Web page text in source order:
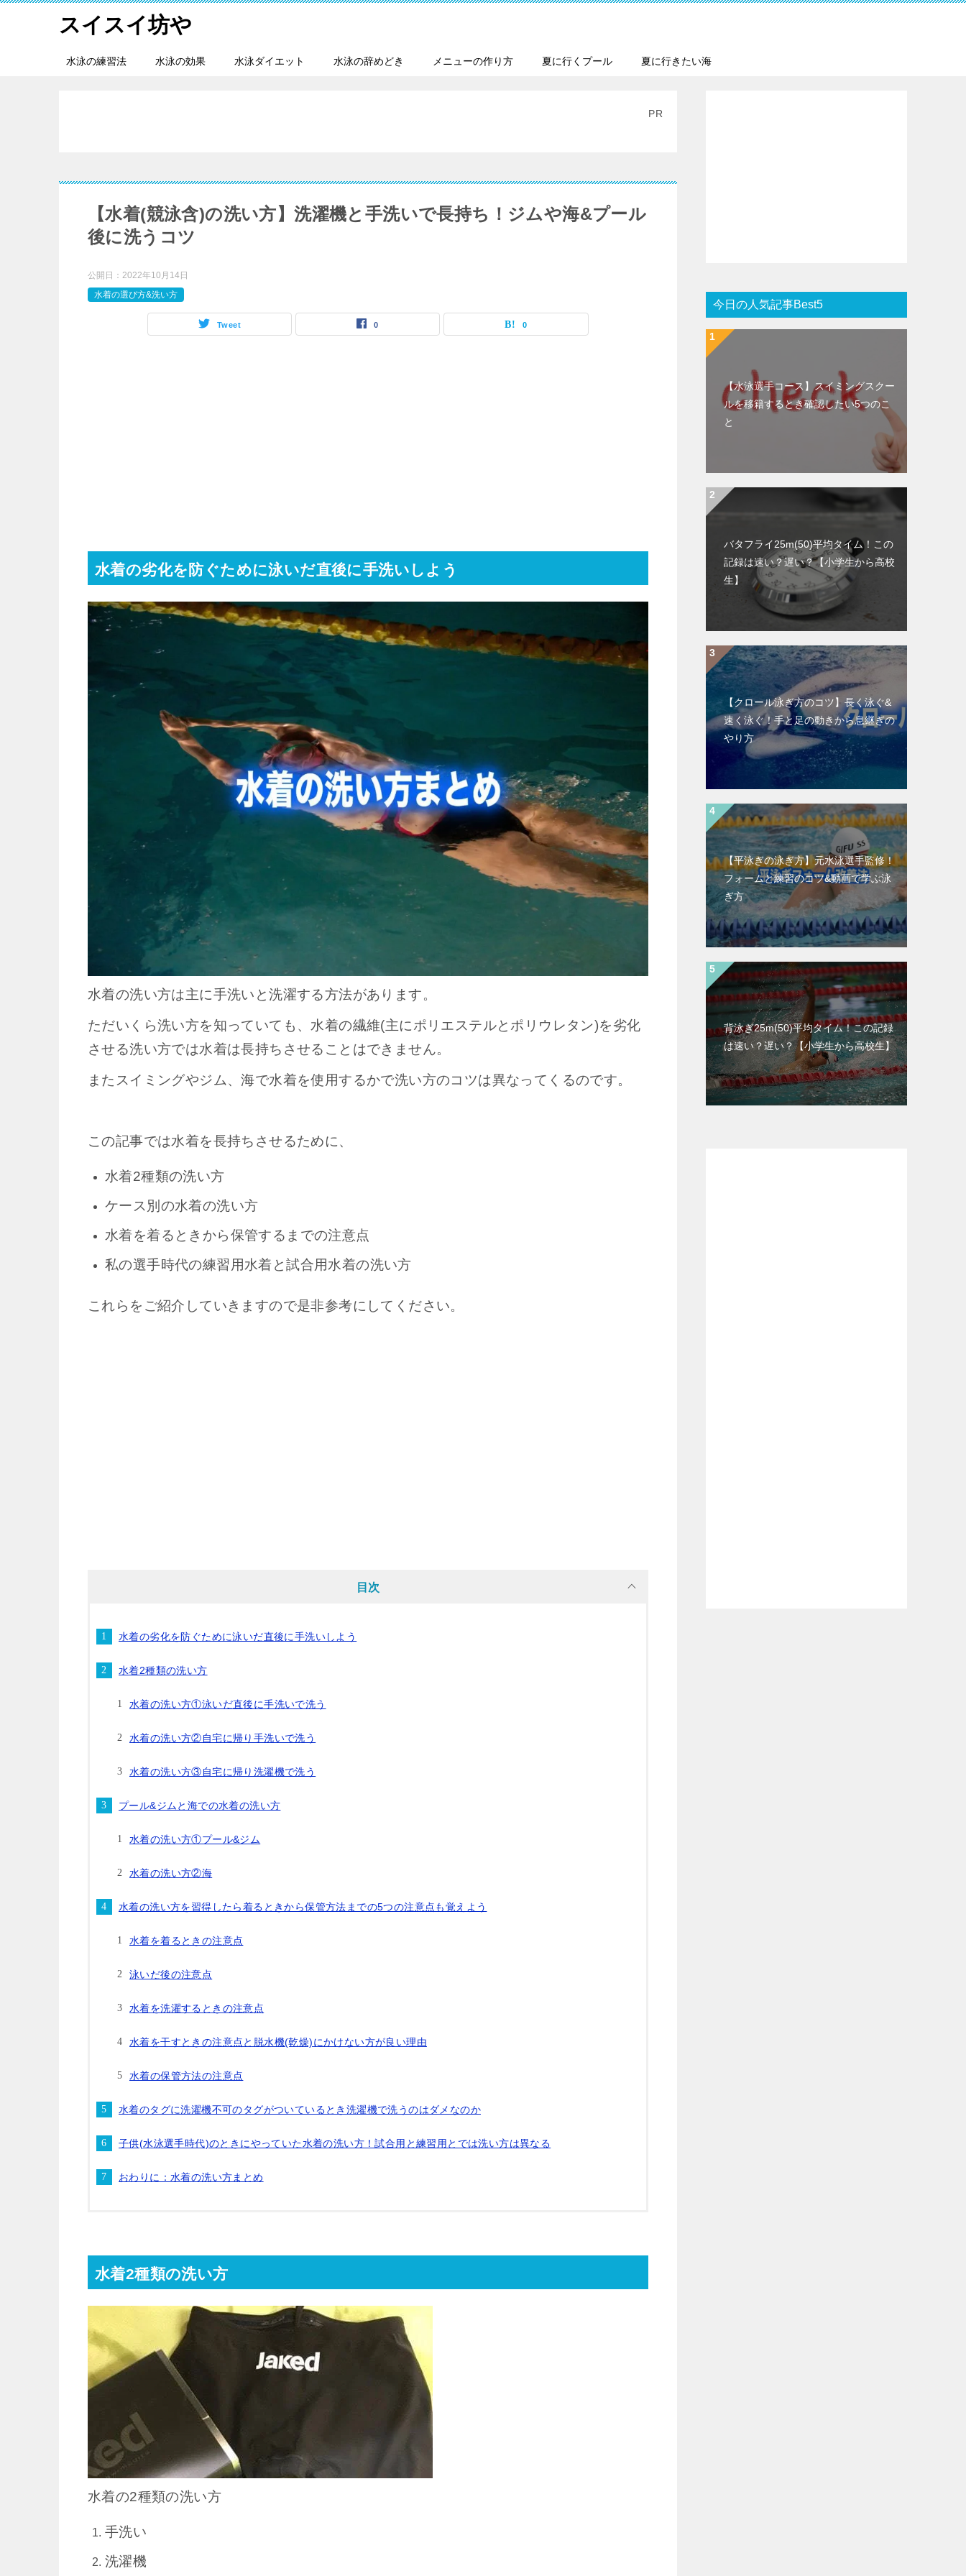
スイスイ坊や
水泳の練習法 水泳の効果 水泳ダイエット 水泳の辞めどき メニューの作り方 夏に行くプール 夏に行きたい海
PR
【水着(競泳含)の洗い方】洗濯機と手洗いで長持ち！ジムや海&プール
後に洗うコツ
公開日： 2022年10月14日
水着の選び方&洗い方
Tweet 0 0
水着の劣化を防ぐために泳いだ直後に手洗いしよう
水着の洗い方は主に手洗いと洗濯する方法があります。
ただいくら洗い方を知っていても、水着の繊維(主にポリエステルとポリウレタン)を劣化
させる洗い方では水着は長持ちさせることはできません。
またスイミングやジム、海で水着を使用するかで洗い方のコツは異なってくるのです。
この記事では水着を長持ちさせるために、
水着2種類の洗い方
ケース別の水着の洗い方
水着を着るときから保管するまでの注意点
私の選手時代の練習用水着と試合用水着の洗い方
これらをご紹介していきますので是非参考にしてください。
目次
水着の劣化を防ぐために泳いだ直後に手洗いしよう
水着2種類の洗い方
水着の洗い方①泳いだ直後に手洗いで洗う
水着の洗い方②自宅に帰り手洗いで洗う
水着の洗い方③自宅に帰り洗濯機で洗う
プール&ジムと海での水着の洗い方
水着の洗い方①プール&ジム
水着の洗い方②海
水着の洗い方を習得したら着るときから保管方法までの5つの注意点も覚えよう
水着を着るときの注意点
泳いだ後の注意点
水着を洗濯するときの注意点
水着を干すときの注意点と脱水機(乾燥)にかけない方が良い理由
水着の保管方法の注意点
水着のタグに洗濯機不可のタグがついているとき洗濯機で洗うのはダメなのか
子供(水泳選手時代)のときにやっていた水着の洗い方！試合用と練習用とでは洗い方は異なる
おわりに：水着の洗い方まとめ
水着2種類の洗い方
水着の2種類の洗い方
手洗い
洗濯機
今日の人気記事Best5
【水泳選手コース】スイミングスクー
ルを移籍するとき確認したい5つのこ
と
バタフライ25m(50)平均タイム！この
記録は速い？遅い？【小学生から高校
生】
【クロール泳ぎ方のコツ】長く泳ぐ&
速く泳ぐ！手と足の動きから息継ぎの
やり方
【平泳ぎの泳ぎ方】元水泳選手監修！
フォームと練習のコツ&動画で学ぶ泳
ぎ方
背泳ぎ25m(50)平均タイム！この記録
は速い？遅い？【小学生から高校生】